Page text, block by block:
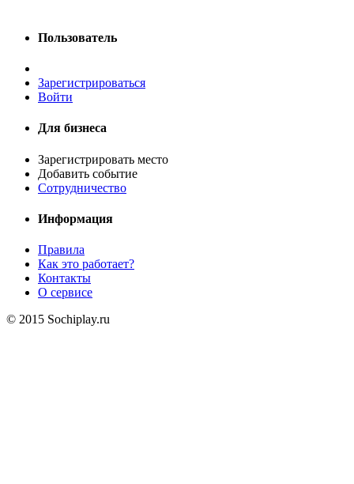
Пользователь
Зарегистрироваться
Войти
Для бизнеса
Зарегистрировать место
Добавить событие
Сотрудничество
Информация
Правила
Как это работает?
Контакты
О сервисе
© 2015 Sochiplay.ru